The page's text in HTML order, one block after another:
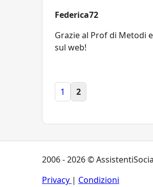
Federica72
Grazie al Prof di Metodi
sul web!
1 2
2006 - 2026 ©
Privacy | Condizioni